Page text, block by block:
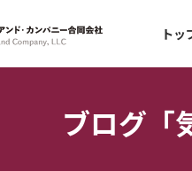
トッ
ブログ「